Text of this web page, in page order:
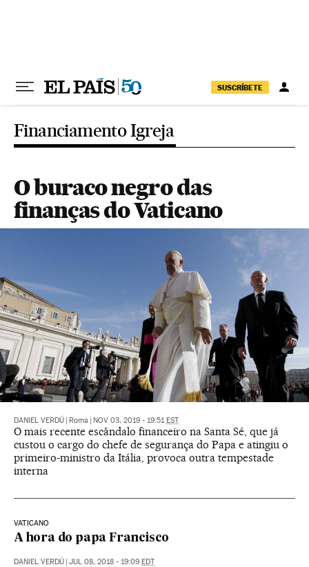
SUSCRÍBETE
Financiamento Igreja
O buraco negro das
finanças do Vaticano
DANIEL VERDÚ Roma NOV 03, 2019 - 19:51 EST
O mais recente escândalo financeiro na Santa Sé, que já
custou o cargo do chefe de segurança do Papa e atingiu o
primeiro-ministro da Itália, provoca outra tempestade
interna
VATICANO
A hora do papa Francisco
DANIEL VERDÚ JUL 08, 2018 - 19:09 EDT